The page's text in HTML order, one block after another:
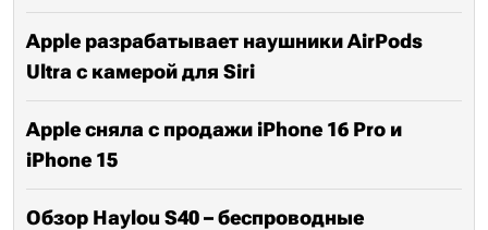
Apple разрабатывает наушники AirPods
Ultra с камерой для Siri
Apple сняла с продажи iPhone 16 Pro и
iPhone 15
Обзор Haylou S40 – беспроводные